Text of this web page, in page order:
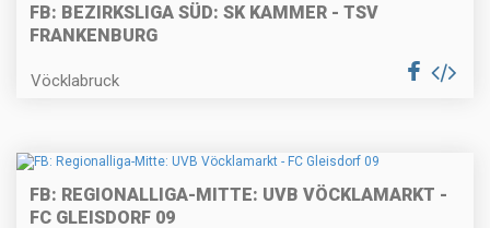
FB: BEZIRKSLIGA SÜD: SK KAMMER - TSV
FRANKENBURG
Vöcklabruck
FB: REGIONALLIGA-MITTE: UVB VÖCKLAMARKT -
FC GLEISDORF 09